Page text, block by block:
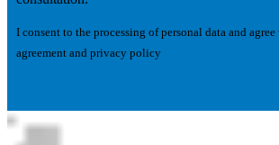
I consent to the processing of personal data and
agreement and privacy policy